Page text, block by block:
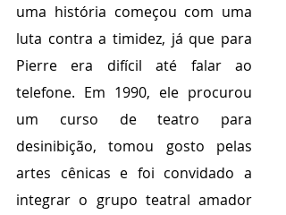
uma história começou com uma
luta contra a timidez, já que para
Pierre era difícil até falar ao
telefone. Em 1990, ele procurou
um curso de teatro para
desinibição, tomou gosto pelas
artes cênicas e foi convidado a
integrar o grupo teatral amador